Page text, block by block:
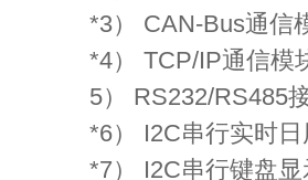
*3） CAN-Bus通信
*4） TCP/IP通信模
5） RS232/RS485
*6） I2C串行实时
*7） I2C串行键盘